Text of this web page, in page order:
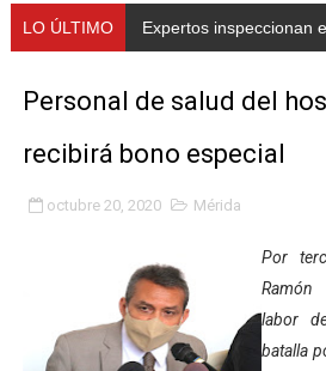
Consolidan planificación
Gobernación de Mérida
Niños merideños potencian su
Gobierno bolivariano avanza
Niños merideños aprenden
LO ÚLTIMO Expertos inspeccionan espacios del OAN
Personal de salud del
recibirá bono especial
octubre 20, 2020 Mérida
Por
Ramón
labor
batalla